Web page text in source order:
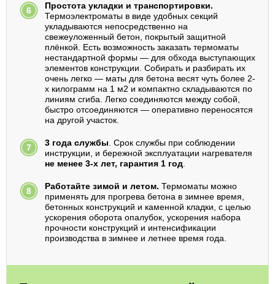
Простота укладки и транспортировки.
Термоэлектроматы в виде удобных секций
укладываются непосредственно на
свежеуложенный бетон, покрытый защитной
плёнкой. Есть возможность заказать термоматы
нестандартной формы — для обхода выступающих
элементов конструкции. Собирать и разбирать их
очень легко — маты для бетона весят чуть более 2-
х килограмм на 1 м2 и компактно складываются по
линиям сгиба. Легко соединяются между собой,
быстро отсоединяются — оперативно переносятся
на другой участок.
3 года службы . Срок службы при соблюдении
инструкции, и бережной эксплуатации нагревателя
не менее 3-х лет, гарантия 1 год
Работайте зимой и летом. Термоматы можно
применять для прогрева бетона в зимнее время,
бетонных конструкций и каменной кладки, с целью
ускорения оборота опалубок, ускорения набора
прочности конструкций и интенсификации
производства в зимнее и летнее время года.